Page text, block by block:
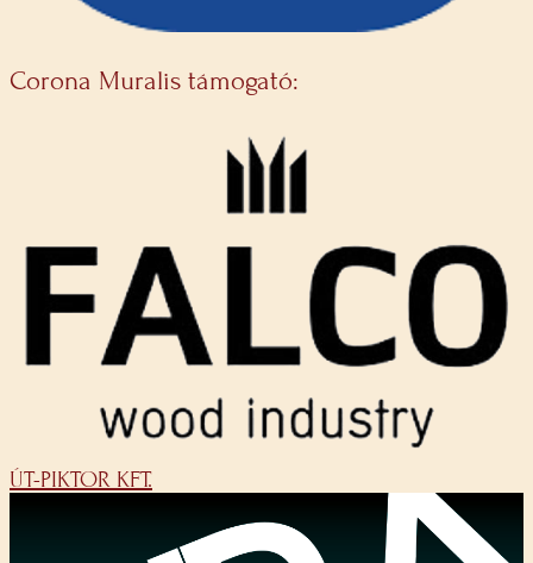
Corona Muralis támogató:
ÚT-PIKTOR KFT.